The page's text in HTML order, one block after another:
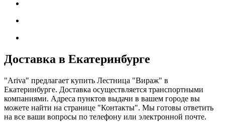
Доставка в Екатеринбурге
"Ariva" предлагает купить Лестница "Вираж" в
Екатеринбурге. Доставка осуществляется транспортными
компаниями. Адреса пунктов выдачи в вашем городе вы
можете найти на странице "Контакты". Мы готовы ответить
на все ваши вопросы по телефону или электронной почте.